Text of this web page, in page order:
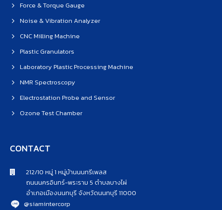
Force & Torque Gauge
Noise & Vibration Analyzer
CNC Milling Machine
Plastic Granulators
Laboratory Plastic Processing Machine
NMR Spectroscopy
Electrostation Probe and Sensor
Ozone Test Chamber
CONTACT
212/10 หมู่ 1 หมู่บ้านนนทรีเพลส
ถนนนครอินทร์-พระราม 5 ตำบลบางไผ่
อำเภอเมืองนนทบุรี จังหวัดนนทบุรี 11000
@siamintercorp